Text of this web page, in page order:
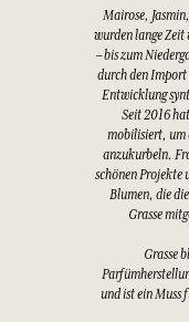
Mairose,
wurden lange
– bis zum
durch den Import
Entwicklung
Seit 2016
mobilisiert, um
anzukurbeln.
schönen Projekte
Blumen, die
Grasse
Grasse
und ist ein Muss